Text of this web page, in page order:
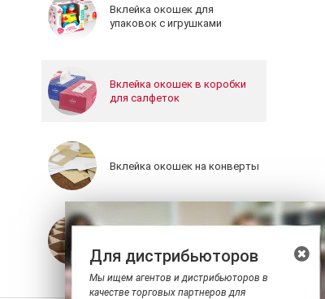
Вклейка окошек для
упаковок с игрушками
Вклейка окошек в коробки
для салфеток
Вклейка окошек на конверты
Для дистрибьюторов
Мы ищем агентов и дистрибьюторов в
качестве торговых партнеров для